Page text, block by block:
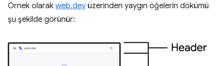
Örnek olarak web.dev üzerinden yaygın öğelerin dökümü
şu şekilde görünür: